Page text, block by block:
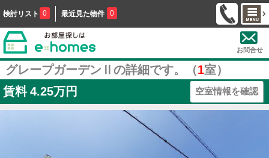
検討リスト 0 最近見た物件 0
お問合せ
グレープガーデンⅡの詳細です。（1室）
賃料 4.25万円 空室情報を確認